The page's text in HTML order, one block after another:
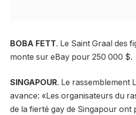
BOBA FETT. Le Saint Graal des
monte sur eBay pour 250 000 $.
SINGAPOUR. Le rassemblement
avance: «Les organisateurs du
de la fierté gay de Singapour ont